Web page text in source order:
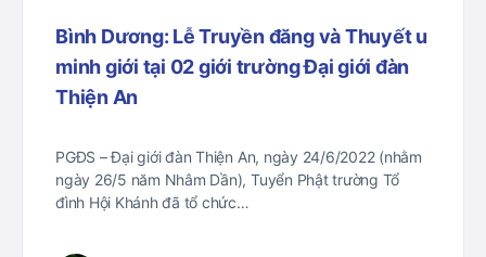
Bình Dương: Lễ Truyền đăng và Thuyết u
minh giới tại 02 giới trường Đại giới đàn
Thiện An
PGĐS – Đại giới đàn Thiện An, ngày 24/6/2022 (nhằm
ngày 26/5 năm Nhâm Dần), Tuyển Phật trường Tổ
đình Hội Khánh đã tổ chức…